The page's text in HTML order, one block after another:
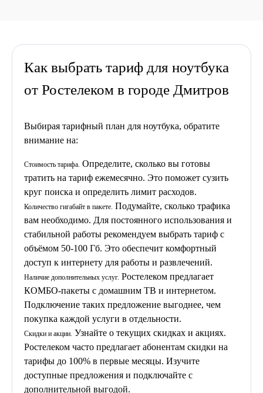
Как выбрать тариф для ноутбука
от Ростелеком в городе Дмитров
Выбирая тарифный план для ноутбука, обратите
внимание на:
Стоимость тарифа. Определите, сколько вы готовы
тратить на тариф ежемесячно. Это поможет сузить
круг поиска и определить лимит расходов.
Количество гигабайт в пакете. Подумайте, сколько трафика
вам необходимо. Для постоянного использования и
стабильной работы рекомендуем выбрать тариф с
объёмом 50-100 Гб. Это обеспечит комфортный
доступ к интернету для работы и развлечений.
Наличие дополнительных услуг. Ростелеком предлагает
КОМБО-пакеты с домашним ТВ и интернетом.
Подключение таких предложение выгоднее, чем
покупка каждой услуги в отдельности.
Скидки и акции. Узнайте о текущих скидках и акциях.
Ростелеком часто предлагает абонентам скидки на
тарифы до 100% в первые месяцы. Изучите
доступные предложения и подключайте с
дополнительной выгодой.